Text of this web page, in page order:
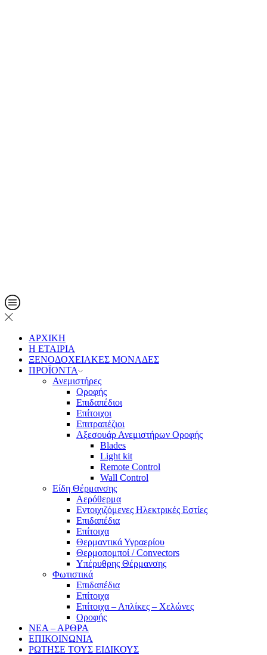
ΑΡΧΙΚΗ
Η ΕΤΑΙΡΙΑ
ΞΕΝΟΔΟΧΕΙΑΚΕΣ ΜΟΝΑΔΕΣ
ΠΡΟΪΟΝΤΑ
Ανεμιστήρες
Οροφής
Επιδαπέδιοι
Επίτοιχοι
Επιτραπέζιοι
Αξεσουάρ Ανεμιστήρων Οροφής
Blades
Light kit
Remote Control
Wall Control
Είδη Θέρμανσης
Αερόθερμα
Εντοιχιζόμενες Ηλεκτρικές Εστίες
Επιδαπέδια
Επίτοιχα
Θερμαντικά Υγραερίου
Θερμοπομποί / Convectors
Υπέρυθρης Θέρμανσης
Φωτιστικά
Επιδαπέδια
Επίτοιχα
Επίτοιχα – Απλίκες – Χελώνες
Οροφής
ΝΕΑ – ΑΡΘΡΑ
ΕΠΙΚΟΙΝΩΝΙΑ
ΡΩΤΗΣΕ ΤΟΥΣ ΕΙΔΙΚΟΥΣ